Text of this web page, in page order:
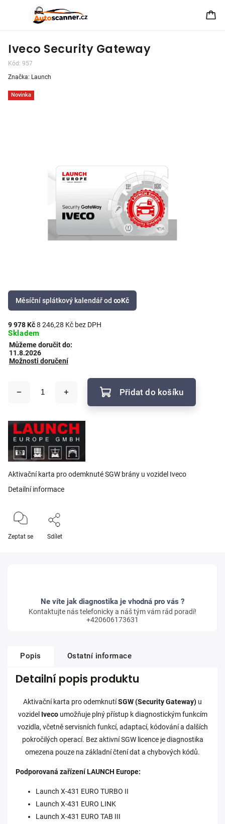
Iveco Security Gateway
Kód: 957
Novinka
Značka: Launch
Měsíční splátkový kalendář od ∞Kč
9 978 Kč8 246,28 Kč bez DPH
Skladem
Můžeme doručit do:
11.8.2026
Možnosti doručení
Přidat do košíku
Aktivační karta pro odemknuté SGW brány u vozidel Iveco
Detailní informace
Zeptat se Sdílet
Ne víte jak diagnostika je vhodná pro vás ?
Kontaktujte nás telefonicky a náš tým vám rád poradí!
+420606173631
Popis Ostatní informace
Detailní popis produktu
Aktivační karta pro odemknutíSGW (Security Gateway) u
vozidel Ivecoumožňuje plný přístup k diagnostickým funkcím
vozidla, včetně servisních funkcí, adaptací, kódování a dalších
pokročilých operací. Bez aktivní SGW licence je diagnostika
omezena pouze na základní čtení dat a chybových kódů.
Podporovaná zařízení LAUNCH Europe:
Launch X-431 EURO TURBO II
Launch X-431 EURO LINK
Launch X-431 EURO TAB III